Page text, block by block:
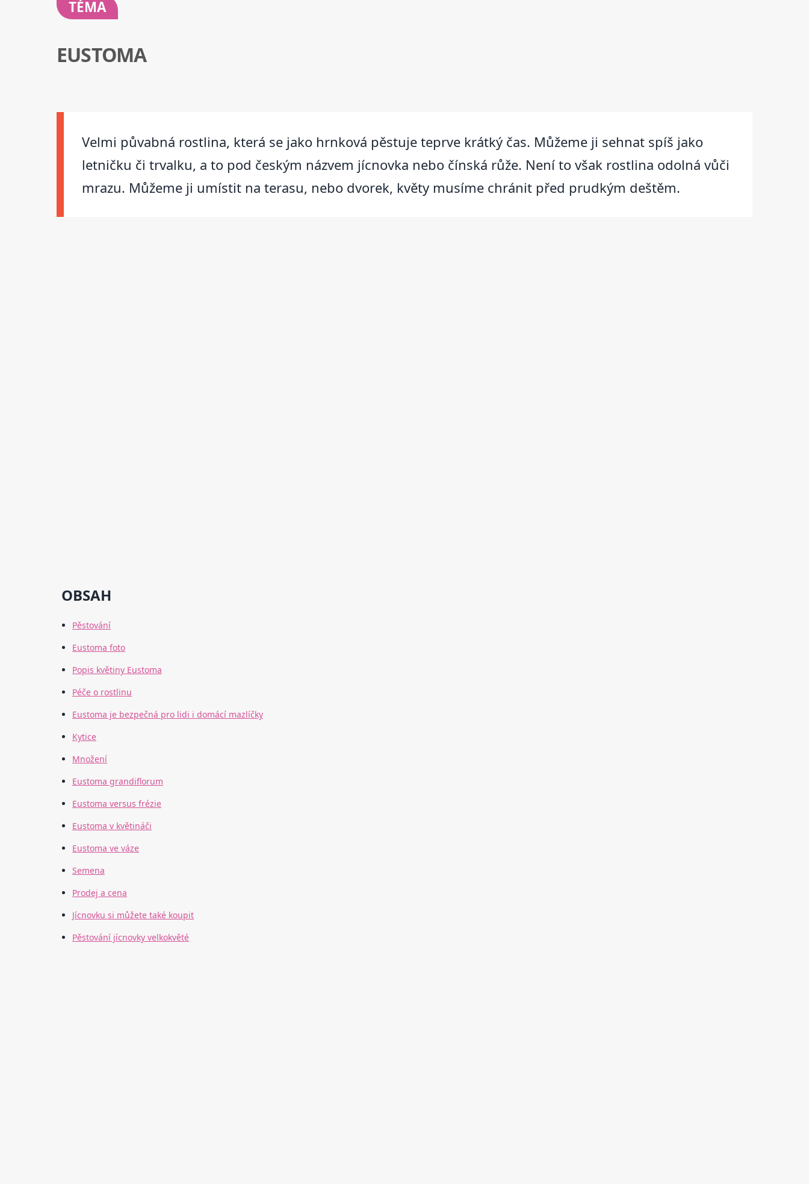
TÉMA
EUSTOMA
Velmi půvabná rostlina, která se jako hrnková pěstuje teprve krátký čas. Můžeme ji sehnat spíš jako
letničku či trvalku, a to pod českým názvem jícnovka nebo čínská růže. Není to však rostlina odolná vůči
mrazu. Můžeme ji umístit na terasu, nebo dvorek, květy musíme chránit před prudkým deštěm.
OBSAH
Pěstování
Eustoma foto
Popis květiny Eustoma
Péče o rostlinu
Eustoma je bezpečná pro lidi i domácí mazlíčky
Kytice
Množení
Eustoma grandiflorum
Eustoma versus frézie
Eustoma v květináči
Eustoma ve váze
Semena
Prodej a cena
Jícnovku si můžete také koupit
Pěstování jícnovky velkokvěté